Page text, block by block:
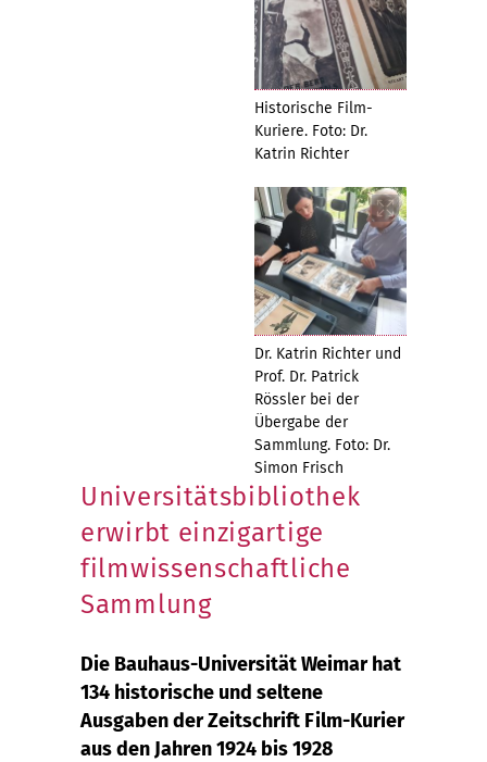
Historische Film-
Kuriere. Foto: Dr.
Katrin Richter
Dr. Katrin Richter und
Prof. Dr. Patrick
Rössler bei der
Übergabe der
Sammlung. Foto: Dr.
Simon Frisch
Universitätsbibliothek
erwirbt einzigartige
filmwissenschaftliche
Sammlung
Die Bauhaus-Universität Weimar hat
134 historische und seltene
Ausgaben der Zeitschrift Film-Kurier
aus den Jahren 1924 bis 1928